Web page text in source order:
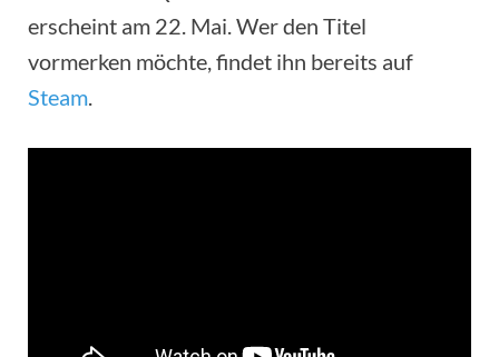
erscheint am 22. Mai. Wer den Titel
vormerken möchte, findet ihn bereits auf
Steam.